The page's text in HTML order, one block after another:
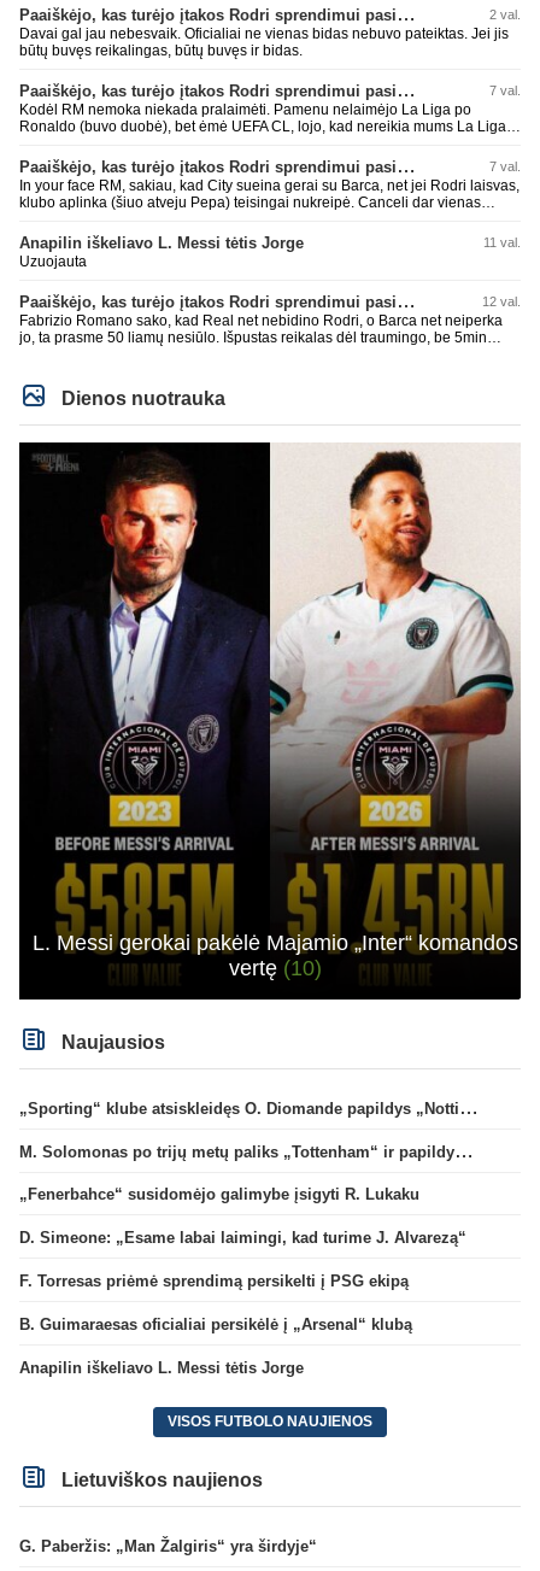
Paaiškėjo, kas turėjo įtakos Rodri sprendimui pasirinkti Barselonos pusę 2 val.
Davai gal jau nebesvaik. Oficialiai ne vienas bidas nebuvo pateiktas. Jei jis
būtų buvęs reikalingas, būtų buvęs ir bidas.
Paaiškėjo, kas turėjo įtakos Rodri sprendimui pasirinkti Barselonos pusę 7 val.
Kodėl RM nemoka niekada pralaimėti. Pamenu nelaimėjo La Liga po
Ronaldo (buvo duobė), bet ėmė UEFA CL, lojo, kad nereikia mums La Liga,
laimėti La Liga. Dabar vėl gavo nuo Barcos ir Rodri ateina ne pas juos, vėl
nereikia mums jo, senas ir t.t. Gal davai vyriškai priimkit tuos pralaimėjimus
be kvailų nereikia, nenorim ir t.t.
Paaiškėjo, kas turėjo įtakos Rodri sprendimui pasirinkti Barselonos pusę 7 val.
In your face RM, sakiau, kad City sueina gerai su Barca, net jei Rodri laisvas,
klubo aplinka (šiuo atveju Pepa) teisingai nukreipė. Canceli dar vienas
Super
Anapilin iškeliavo L. Messi tėtis Jorge 11 val.
Uzuojauta
Paaiškėjo, kas turėjo įtakos Rodri sprendimui pasirinkti Barselonos pusę 12 val.
Fabrizio Romano sako, kad Real net nebidino Rodri, o Barca net neiperka
jo, ta prasme 50 liamų nesiūlo. Išpustas reikalas dėl traumingo, be 5min
Dienos nuotrauka
L. Messi gerokai pakėlė Majamio „Inter“ komandos
vertę (10)
Naujausios
„Sporting“ klube atsiskleidęs O. Diomande papildys „Nottingham“ gretas
M. Solomonas po trijų metų paliks „Tottenham“ ir papildys „West Ham“ klubą
„Fenerbahce“ susidomėjo galimybe įsigyti R. Lukaku
D. Simeone: „Esame labai laimingi, kad turime J. Alvarezą“
F. Torresas priėmė sprendimą persikelti į PSG ekipą
B. Guimaraesas oficialiai persikėlė į „Arsenal“ klubą
Anapilin iškeliavo L. Messi tėtis Jorge
VISOS FUTBOLO NAUJIENOS
Lietuviškos naujienos
G. Paberžis: „Man Žalgiris“ yra širdyje“